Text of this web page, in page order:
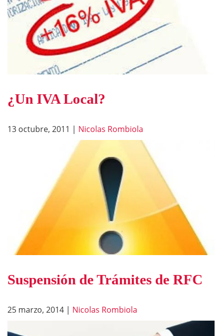
¿Un IVA Local?
13 octubre, 2011 | Nicolas Rombiola
Suspensión de Trámites de RFC
25 marzo, 2014 | Nicolas Rombiola